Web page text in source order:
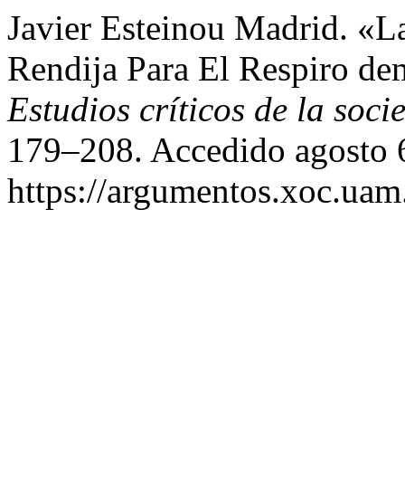
Javier Esteinou Madrid.
Rendija Para El Respiro
Estudios críticos de la
179–208. Accedido agosto
https://